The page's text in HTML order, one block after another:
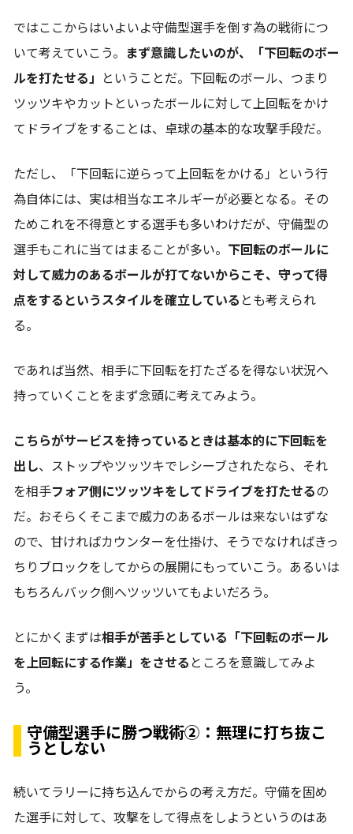
ではここからはいよいよ守備型選手を倒す為の戦術につ
いて考えていこう。
まず意識したいのが、「下回転のボー
ルを打たせる」
ということだ。下回転のボール、つまり
ツッツキやカットといったボールに対して上回転をかけ
てドライブをすることは、卓球の基本的な攻撃手段だ。
ただし、「下回転に逆らって上回転をかける」という行
為自体には、実は相当なエネルギーが必要となる。その
ためこれを不得意とする選手も多いわけだが、守備型の
選手もこれに当てはまることが多い。 下回転のボールに
対して威力のあるボールが打てないからこそ、守って得
点をするというスタイルを確立している とも考えられ
る。
であれば当然、相手に下回転を打たざるを得ない状況へ
持っていくことをまず念頭に考えてみよう。
こちらがサービスを持っているときは基本的に下回転を
出し、ストップやツッツキでレシーブされたなら、それ
を相手フォア側にツッツキをしてドライブを打たせるの
だ。おそらくそこまで威力のあるボールは来ないはずな
ので、甘ければカウンターを仕掛け、そうでなければきっ
ちりブロックをしてからの展開にもっていこう。あるいは
もちろんバック側へツッツいてもよいだろう。
とにかくまずは相手が苦手としている「下回転のボール
を上回転にする作業」をさせる ところを意識してみよ
う。
守備型選手に勝つ戦術②：無理に打ち抜こ
うとしない
続いてラリーに持ち込んでからの考え方だ。守備を固め
た選手に対して、攻撃をして得点をしようというのはあ